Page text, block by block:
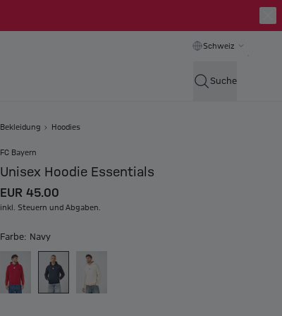
Schweiz
Suche
Bekleidung Hoodies
FC Bayern
Unisex Hoodie Essentials
EUR 45.00
inkl. Steuern und Abgaben.
Farbe: Navy